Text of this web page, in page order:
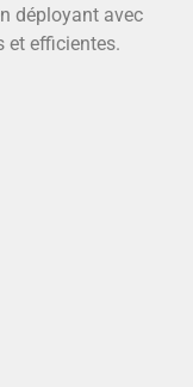
déployant avec
et efficientes.